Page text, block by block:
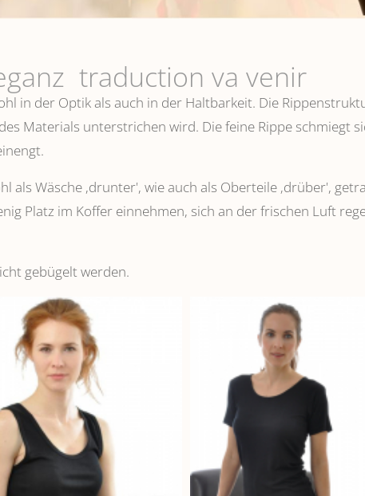
traduction va venir
in der Optik als auch in der Haltbarkeit. Die
Materials unterstrichen wird. Die feine Rippe schmiegt
als Wäsche ,drunter', wie auch als Oberteile ‚drüber',
Platz im Koffer einnehmen, sich an der frischen Luft
gebügelt werden.